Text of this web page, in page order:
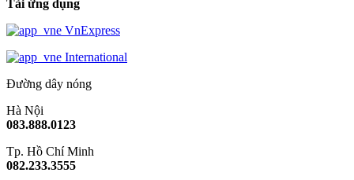
Tải ứng dụng
VnExpress
International
Đường dây nóng
Hà Nội
083.888.0123
Tp. Hồ Chí Minh
082.233.3555